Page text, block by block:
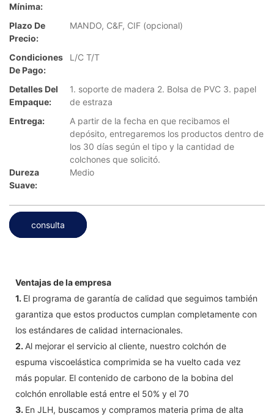
Mínima:
Plazo De
Precio:
MANDO, C&F, CIF (opcional)
Condiciones
De Pago:
L/C T/T
Detalles Del
Empaque:
1. soporte de madera 2. Bolsa de PVC 3. papel
de estraza
Entrega:
A partir de la fecha en que recibamos el
depósito, entregaremos los productos dentro de
los 30 días según el tipo y la cantidad de
colchones que solicitó.
Dureza
Suave:
Medio
consulta
Ventajas de la empresa
1. El programa de garantía de calidad que seguimos también
garantiza que estos productos cumplan completamente con
los estándares de calidad internacionales.
2. Al mejorar el servicio al cliente, nuestro colchón de
espuma viscoelástica comprimida se ha vuelto cada vez
más popular. El contenido de carbono de la bobina del
colchón enrollable está entre el 50% y el 70
3. En JLH, buscamos y compramos materia prima de alta